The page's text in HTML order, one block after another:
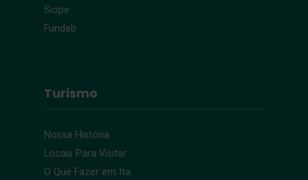
Siope
Fundeb
Turismo
Nossa História
Locais Para Visitar
O Que Fazer em Ita